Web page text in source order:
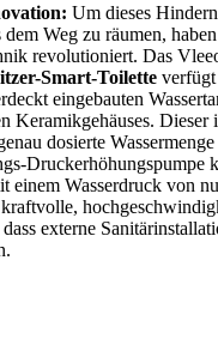
Um dieses
dem Weg zu räumen,
revolutioniert. Das
Smart-Toilette verfügt
eingebauten
Keramikgehäuses. Dieser
dosierte
Druckerhöhungspumpe
einem Wasserdruck von
externe